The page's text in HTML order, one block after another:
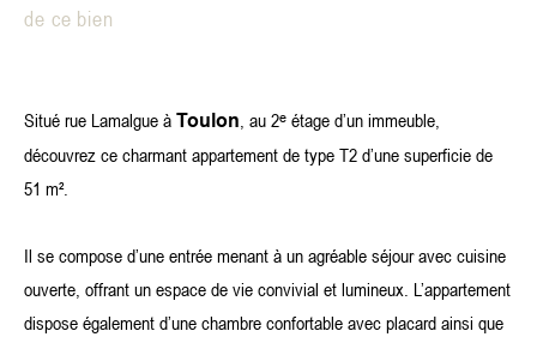
de ce bien
Situé rue Lamalgue à Toulon , au 2ᵉ étage d’un immeuble,
découvrez ce charmant appartement de type T2 d’une superficie de
51 m².
Il se compose d’une entrée menant à un agréable séjour avec cuisine
ouverte, offrant un espace de vie convivial et lumineux. L’appartement
dispose également d’une chambre confortable avec placard ainsi que